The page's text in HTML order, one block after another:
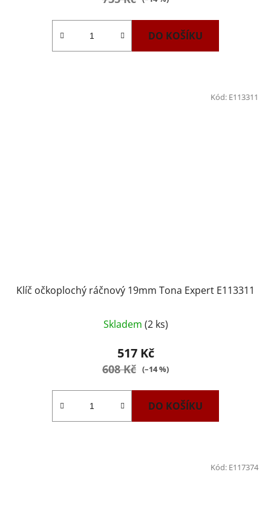
DO KOŠÍKU
Klíč očkoplochý ráčnový 19mm Tona Expert E113311
Skladem (2 ks)
517 Kč
608 Kč (–14 %)
DO KOŠÍKU
Kód: E113311
Kód: E117374